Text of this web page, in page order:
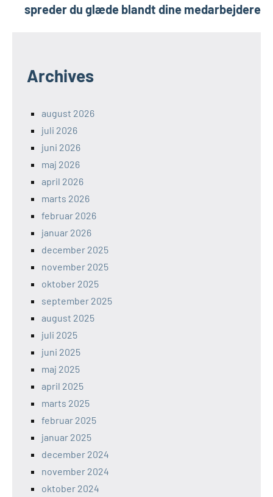
spreder du glæde blandt dine medarbejdere
Archives
august 2026
juli 2026
juni 2026
maj 2026
april 2026
marts 2026
februar 2026
januar 2026
december 2025
november 2025
oktober 2025
september 2025
august 2025
juli 2025
juni 2025
maj 2025
april 2025
marts 2025
februar 2025
januar 2025
december 2024
november 2024
oktober 2024